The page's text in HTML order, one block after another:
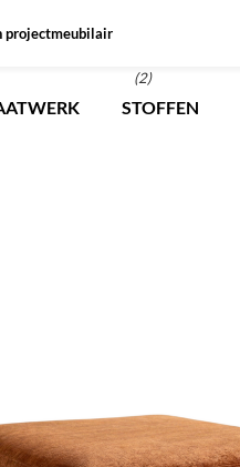
projectmeubilair
(2)
STOFFEN